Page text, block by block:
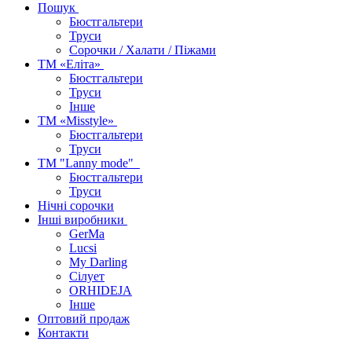
Пошук
Бюстгальтери
Труси
Сорочки / Халати / Піжами
ТМ «Еліта»
Бюстгальтери
Труси
Інше
ТМ «Misstyle»
Бюстгальтери
Труси
ТМ "Lanny mode"
Бюстгальтери
Труси
Нічні сорочки
Інші виробники
GerMa
Lucsi
My Darling
Сілует
ORHIDEJA
Інше
Оптовий продаж
Контакти